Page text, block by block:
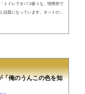
トイレでタバコ吸うな。喫煙所で
話題になっています。ネットの声
俺のうんこの色を知